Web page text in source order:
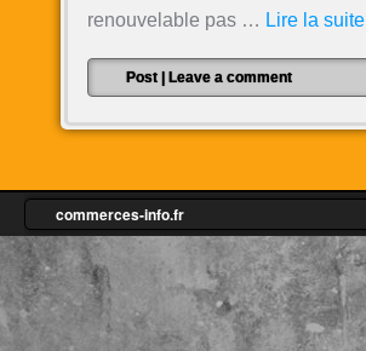
renouvelable pas … Lire la suite
Post Leave a comment
commerces-info.fr